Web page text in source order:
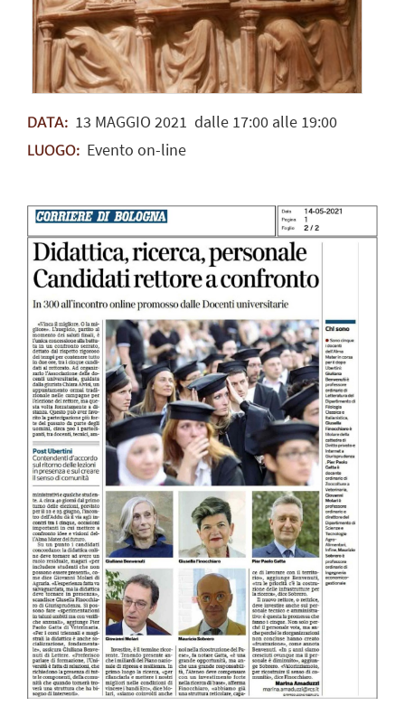
DATA: 13 MAGGIO 2021 dalle 17:00 alle 19:00
LUOGO: Evento on-line